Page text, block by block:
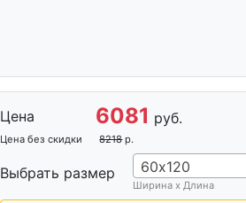
Цена 6081 руб.
Цена без скидки 8218 р.
Выбрать размер 60х120
Ширина х Длина